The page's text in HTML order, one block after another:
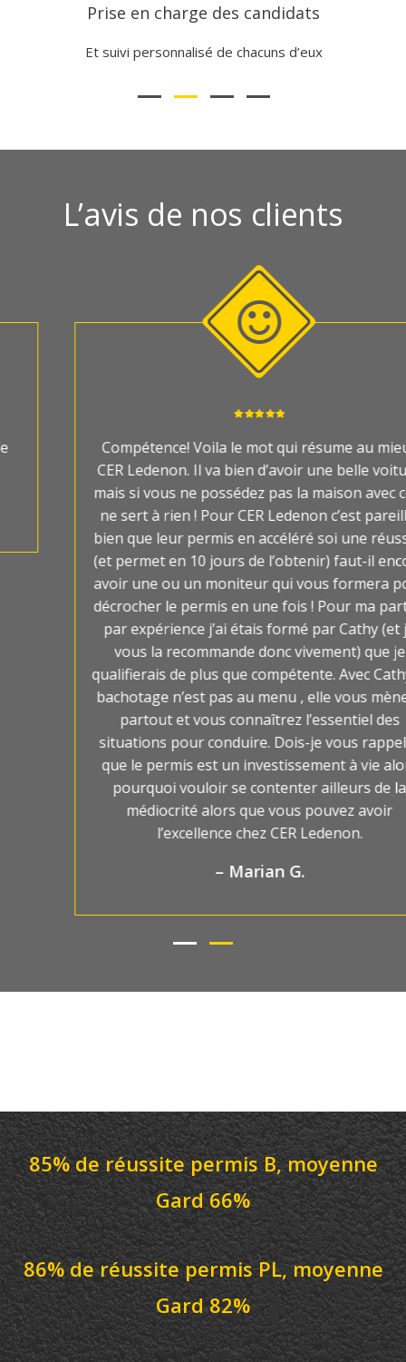
Prise en charge des candidats
Et suivi personnalisé de chacuns d’eux
L’avis de nos clients
Compétence! Voila le mot qui résume au mieux
CER Ledenon. Il va bien d’avoir une belle voiture
mais si vous ne possédez pas la maison avec cela
ne sert à rien ! Pour CER Ledenon c’est pareille,
bien que leur permis en accéléré soi une réussite
(et permet en 10 jours de l’obtenir) faut-il encore
avoir une ou un moniteur qui vous formera pour
décrocher le permis en une fois ! Pour ma part et
par expérience j’ai étais formé par Cathy (et je
vous la recommande donc vivement) que je
qualifierais de plus que compétente. Avec Cathy le
bachotage n’est pas au menu , elle vous mènera
partout et vous connaîtrez l’essentiel des
situations pour conduire. Dois-je vous rappeler
que le permis est un investissement à vie alors
pourquoi vouloir se contenter ailleurs de la
médiocrité alors que vous pouvez avoir
l’excellence chez CER Ledenon.
– Marian G.
85% de réussite permis B, moyenne
Gard 66%
86% de réussite permis PL, moyenne
Gard 82%